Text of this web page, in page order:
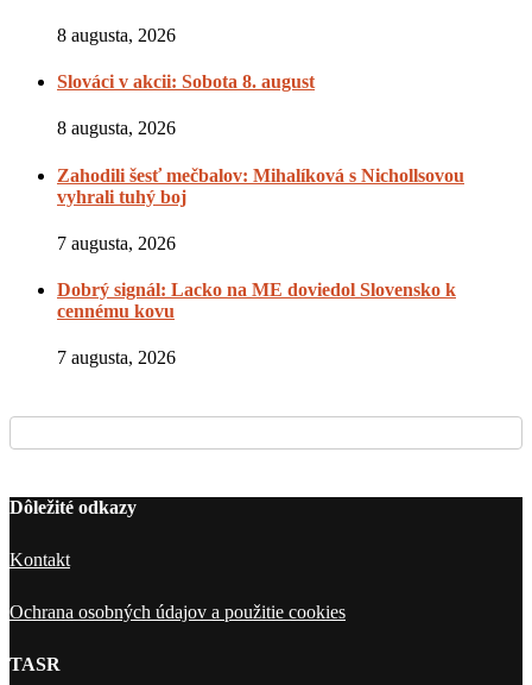
8 augusta, 2026
Slováci v akcii: Sobota 8. august
8 augusta, 2026
Zahodili šesť mečbalov: Mihalíková s Nichollsovou
vyhrali tuhý boj
7 augusta, 2026
Dobrý signál: Lacko na ME doviedol Slovensko k
cennému kovu
7 augusta, 2026
Dôležité odkazy
Kontakt
Ochrana osobných údajov a použitie cookies
TASR